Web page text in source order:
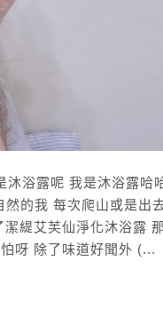
浴露呢 我是沐浴露哈
的我 每次爬山或是出
緹艾芙仙淨化沐浴露
呀 除了味道好聞外 (...